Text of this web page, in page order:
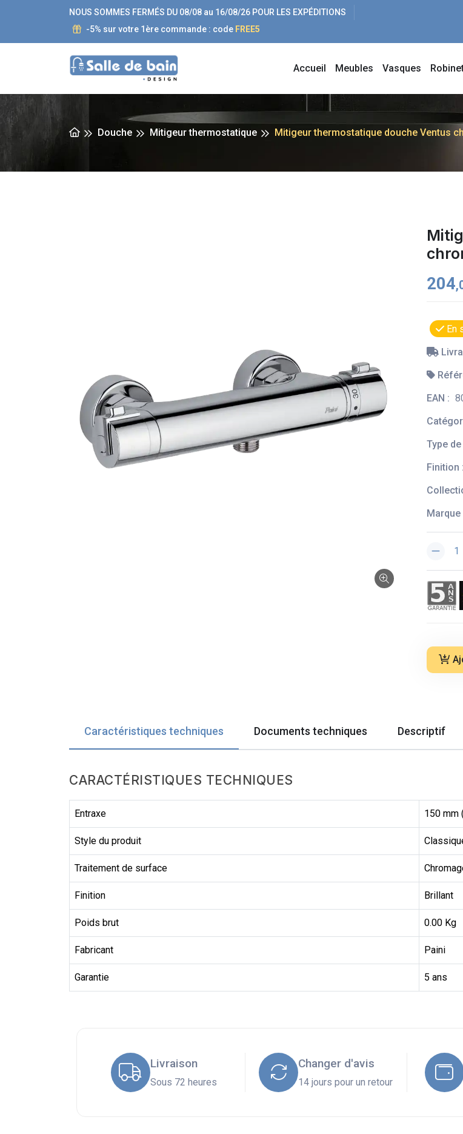
NOUS SOMMES FERMÉS DU 08/08 au 16/08/26 POUR LES EXPÉDITIONS
-5% sur votre 1ère commande : code FREE5
Accueil Meubles Vasques
Douche Mitigeur thermostatique Mitigeur thermostatique douche Ventus
204
En
EAN :
Type
Finition :
Marque
Caractéristiques techniques Documents techniques Descriptif
CARACTÉRISTIQUES TECHNIQUES
Entraxe 150 mm
Style du produit
Traitement de surface
Finition Brillant
Poids brut 0.00 Kg
Fabricant Paini
Garantie 5 ans
Livraison
Sous 72 heures
Changer d'avis
14 jours pour un retour